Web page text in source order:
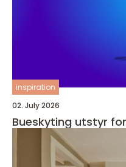
inspiration
02. July 2026
Bueskyting utstyr